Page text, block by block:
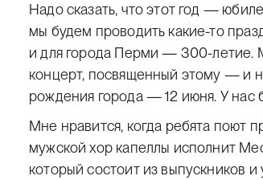
Надо сказать, что этот год —
мы будем проводить какие-то
и для города Перми — 300-летие.
концерт, посвященный этому — и
рождения города — 12 июня. У нас
Мне нравится, когда ребята поют
мужской хор капеллы исполнит
который состоит из выпускников